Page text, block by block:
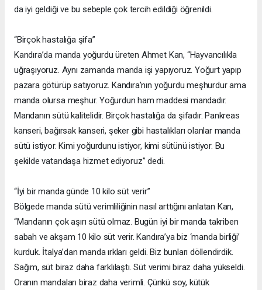
da iyi geldiği ve bu sebeple çok tercih edildiği öğrenildi.
“Birçok hastalığa şifa”
Kandıra’da manda yoğurdu üreten Ahmet Kan, “Hayvancılıkla
uğraşıyoruz. Aynı zamanda manda işi yapıyoruz. Yoğurt yapıp
pazara götürüp satıyoruz. Kandıra’nın yoğurdu meşhurdur ama
manda olursa meşhur. Yoğurdun ham maddesi mandadır.
Mandanın sütü kalitelidir. Birçok hastalığa da şifadır. Pankreas
kanseri, bağırsak kanseri, şeker gibi hastalıkları olanlar manda
sütü istiyor. Kimi yoğurdunu istiyor, kimi sütünü istiyor. Bu
şekilde vatandaşa hizmet ediyoruz” dedi.
“İyi bir manda günde 10 kilo süt verir”
Bölgede manda sütü verimliliğinin nasıl arttığını anlatan Kan,
“Mandanın çok aşırı sütü olmaz. Bugün iyi bir manda takriben
sabah ve akşam 10 kilo süt verir. Kandıra’ya biz ‘manda birliği’
kurduk. İtalya’dan manda ırkları geldi. Biz bunları döllendirdik.
Sağım, süt biraz daha farklılaştı. Süt verimi biraz daha yükseldi.
Oranın mandaları biraz daha verimli. Çünkü soy, kütük